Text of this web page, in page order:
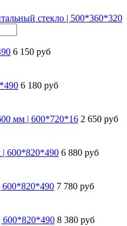
стекло | 500*360*320
6 150 руб
6 180 руб
мм | 600*720*16 2 650 руб
600*820*490 6 880 руб
7 780 руб
600*820*490 8 380 руб